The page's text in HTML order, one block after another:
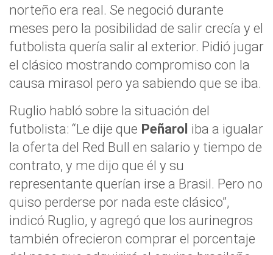
norteño era real. Se negoció durante
meses pero la posibilidad de salir crecía y el
futbolista quería salir al exterior. Pidió jugar
el clásico mostrando compromiso con la
causa mirasol pero ya sabiendo que se iba.
Ruglio habló sobre la situación del
futbolista: “Le dije que Peñarol iba a igualar
la oferta del Red Bull en salario y tiempo de
contrato, y me dijo que él y su
representante querían irse a Brasil. Pero no
quiso perderse por nada este clásico”,
indicó Ruglio, y agregó que los aurinegros
también ofrecieron comprar el porcentaje